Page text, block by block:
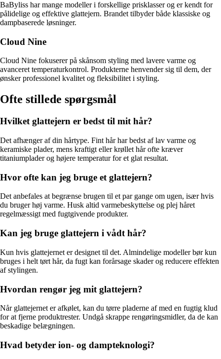
BaByliss har mange modeller i forskellige prisklasser og er kendt for
pålidelige og effektive glattejern. Brandet tilbyder både klassiske og
dampbaserede løsninger.
Cloud Nine
Cloud Nine fokuserer på skånsom styling med lavere varme og
avanceret temperaturkontrol. Produkterne henvender sig til dem, der
ønsker professionel kvalitet og fleksibilitet i styling.
Ofte stillede spørgsmål
Hvilket glattejern er bedst til mit hår?
Det afhænger af din hårtype. Fint hår har bedst af lav varme og
keramiske plader, mens kraftigt eller krøllet hår ofte kræver
titaniumplader og højere temperatur for et glat resultat.
Hvor ofte kan jeg bruge et glattejern?
Det anbefales at begrænse brugen til et par gange om ugen, især hvis
du bruger høj varme. Husk altid varmebeskyttelse og plej håret
regelmæssigt med fugtgivende produkter.
Kan jeg bruge glattejern i vådt hår?
Kun hvis glattejernet er designet til det. Almindelige modeller bør kun
bruges i helt tørt hår, da fugt kan forårsage skader og reducere effekten
af stylingen.
Hvordan rengør jeg mit glattejern?
Når glattejernet er afkølet, kan du tørre pladerne af med en fugtig klud
for at fjerne produktrester. Undgå skrappe rengøringsmidler, da de kan
beskadige belægningen.
Hvad betyder ion- og dampteknologi?